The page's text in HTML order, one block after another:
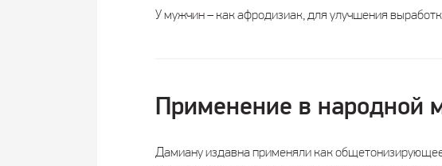
У мужчин – как афродизиак, для улучшения
Применение в народной
Дамиану издавна применяли как